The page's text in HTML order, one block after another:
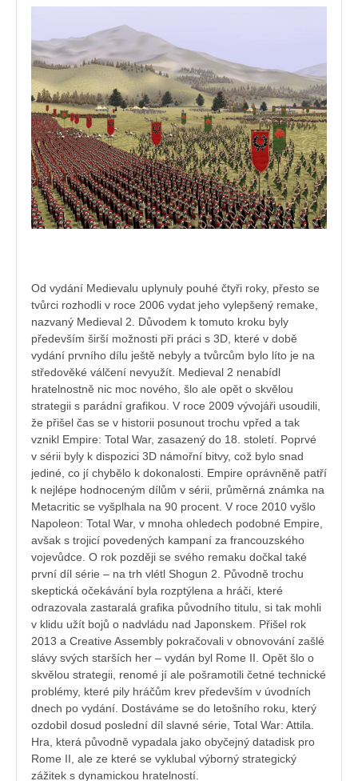
Od vydání Medievalu uplynuly pouhé čtyři roky, přesto se
tvůrci rozhodli v roce 2006 vydat jeho vylepšený remake,
nazvaný Medieval 2. Důvodem k tomuto kroku byly
především širší možnosti při práci s 3D, které v době
vydání prvního dílu ještě nebyly a tvůrcům bylo líto je na
středověké válčení nevyužít. Medieval 2 nenabídl
hratelnostně nic moc nového, šlo ale opět o skvělou
strategii s parádní grafikou. V roce 2009 vývojáři usoudili,
že přišel čas se v historii posunout trochu vpřed a tak
vznikl Empire: Total War, zasazený do 18. století. Poprvé
v sérii byly k dispozici 3D námořní bitvy, což bylo snad
jediné, co jí chybělo k dokonalosti. Empire oprávněně patří
k nejlépe hodnoceným dílům v sérii, průměrná známka na
Metacritic se vyšplhala na 90 procent. V roce 2010 vyšlo
Napoleon: Total War, v mnoha ohledech podobné Empire,
avšak s trojicí povedených kampaní za francouzského
vojevůdce. O rok později se svého remaku dočkal také
první díl série – na trh vlétl Shogun 2. Původně trochu
skeptická očekávání byla rozptýlena a hráči, které
odrazovala zastaralá grafika původního titulu, si tak mohli
v klidu užít bojů o nadvládu nad Japonskem. Přišel rok
2013 a Creative Assembly pokračovali v obnovování zašlé
slávy svých starších her – vydán byl Rome II. Opět šlo o
skvělou strategii, renomé jí ale pošramotili četné technické
problémy, které pily hráčům krev především v úvodních
dnech po vydání. Dostáváme se do letošního roku, který
ozdobil dosud poslední díl slavné série, Total War: Attila.
Hra, která původně vypadala jako obyčejný datadisk pro
Rome II, ale ze které se vyklubal výborný strategický
zážitek s dynamickou hratelností.